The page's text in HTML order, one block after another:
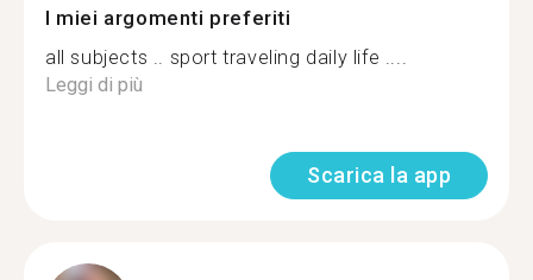
I miei argomenti preferiti
all subjects .. sport traveling daily life ....
Leggi di più
Scarica la app